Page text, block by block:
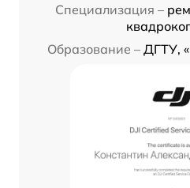
Специализация –
Образование – ДГТУ,